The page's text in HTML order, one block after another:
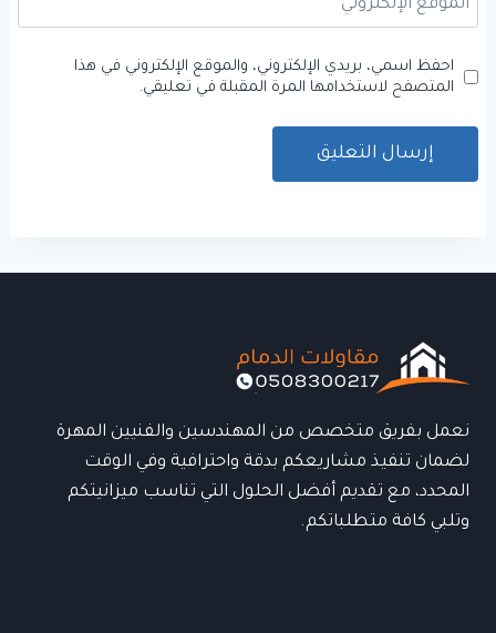
الموقع الإلكتروني
احفظ اسمي، بريدي الإلكتروني، والموقع الإلكتروني في هذا
المتصفح لاستخدامها المرة المقبلة في تعليقي.
نعمل بفريق متخصص من المهندسين والفنيين المهرة
لضمان تنفيذ مشاريعكم بدقة واحترافية وفي الوقت
المحدد، مع تقديم أفضل الحلول التي تناسب ميزانيتكم
وتلبي كافة متطلباتكم.